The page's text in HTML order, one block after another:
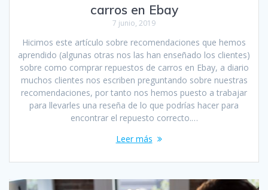
carros en Ebay
7 junio, 2019
Hicimos este artículo sobre recomendaciones que hemos
aprendido (algunas otras nos las han enseñado los clientes)
sobre como comprar repuestos de carros en Ebay, a diario
muchos clientes nos escriben preguntando sobre nuestras
recomendaciones, por tanto nos hemos puesto a trabajar
para llevarles una reseña de lo que podrías hacer para
encontrar el repuesto correcto.…
Leer más